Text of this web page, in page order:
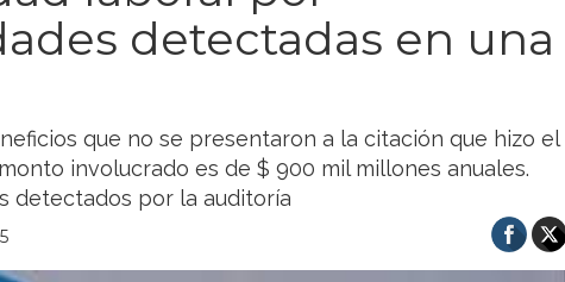
detectadas en una
que no se presentaron a la citación que hizo el
involucrado es de $ 900 mil millones anuales.
detectados por la auditoría